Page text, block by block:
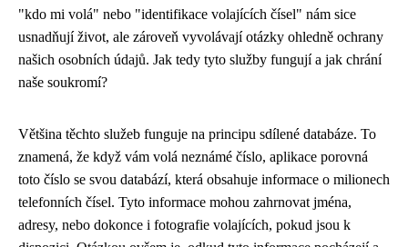
"kdo mi volá" nebo "identifikace volajících čísel" nám sice
usnadňují život, ale zároveň vyvolávají otázky ohledně ochrany
našich osobních údajů. Jak tedy tyto služby fungují a jak chrání
naše soukromí?
Většina těchto služeb funguje na principu sdílené databáze. To
znamená, že když vám volá neznámé číslo, aplikace porovná
toto číslo se svou databází, která obsahuje informace o milionech
telefonních čísel. Tyto informace mohou zahrnovat jména,
adresy, nebo dokonce i fotografie volajících, pokud jsou k